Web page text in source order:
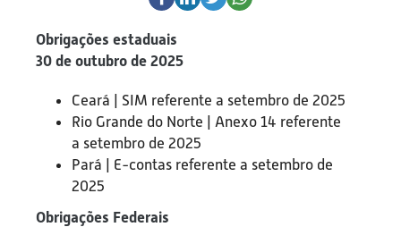
Obrigações estaduais
30 de outubro de 2025
Ceará | SIM referente a setembro de 2025
Rio Grande do Norte | Anexo 14 referente
a setembro de 2025
Pará | E-contas referente a setembro de
2025
Obrigações Federais